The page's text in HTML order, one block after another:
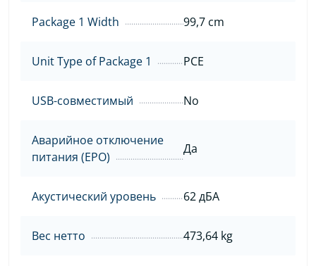
Package 1 Width 99,7 cm
Unit Type of Package 1 PCE
USB-совместимый No
Аварийное отключение
питания (EPO)
Да
Акустический уровень 62 дБА
Вес нетто 473,64 kg